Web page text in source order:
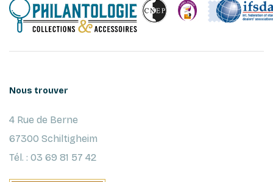
Nous trouver
4 Rue de Berne
67300 Schiltigheim
Tél. : 03 69 81 57 42